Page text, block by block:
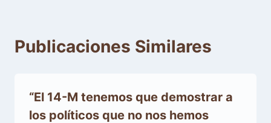
Publicaciones Similares
“El 14-M tenemos que demostrar a
los políticos que no nos hemos